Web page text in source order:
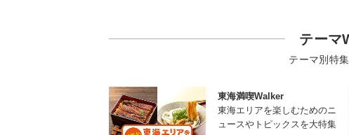
テーマ
テーマ別特
東海満喫Walker
東海エリアを楽しむためのニ
ュースやトピックスを大特集